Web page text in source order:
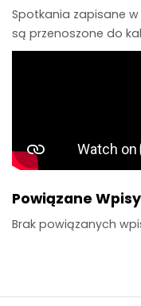
Spotkania zapisane
są przenoszone do
Powiązane
Brak powiązanych